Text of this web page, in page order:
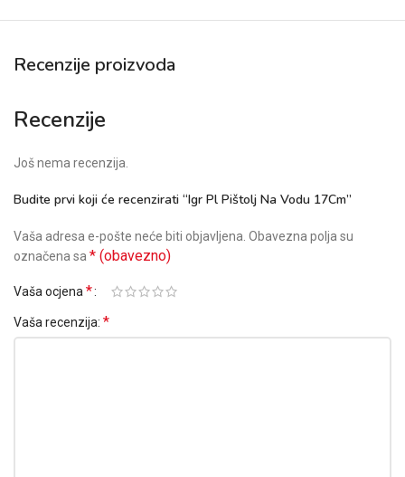
Recenzije proizvoda
Recenzije
Još nema recenzija.
Budite prvi koji će recenzirati “Igr Pl Pištolj Na Vodu 17Cm”
Vaša adresa e-pošte neće biti objavljena. Obavezna polja su
označena sa * (obavezno)
Vaša ocjena *
Vaša recenzija: *